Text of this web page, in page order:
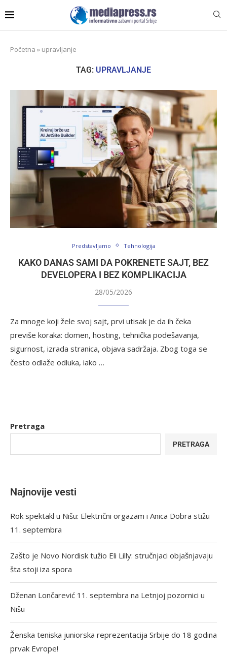
Početna » upravljanje
TAG: UPRAVLJANJE
Predstavljamo Tehnologija
KAKO DANAS SAMI DA POKRENETE SAJT, BEZ
DEVELOPERA I BEZ KOMPLIKACIJA
28/05/2026
Za mnoge koji žele svoj sajt, prvi utisak je da ih čeka
previše koraka: domen, hosting, tehnička podešavanja,
sigurnost, izrada stranica, objava sadržaja. Zbog toga se
često odlaže odluka, iako …
Pretraga
PRETRAGA
Najnovije vesti
Rok spektakl u Nišu: Električni orgazam i Anica Dobra stižu
11. septembra
Zašto je Novo Nordisk tužio Eli Lilly: stručnjaci objašnjavaju
šta stoji iza spora
Dženan Lončarević 11. septembra na Letnjoj pozornici u
Nišu
Ženska teniska juniorska reprezentacija Srbije do 18 godina
prvak Evrope!